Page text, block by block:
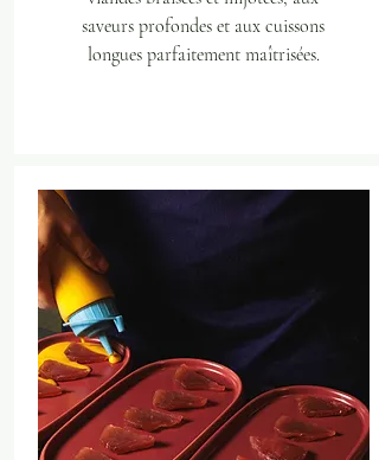
saveurs profondes et aux cuissons
longues parfaitement maîtrisées.